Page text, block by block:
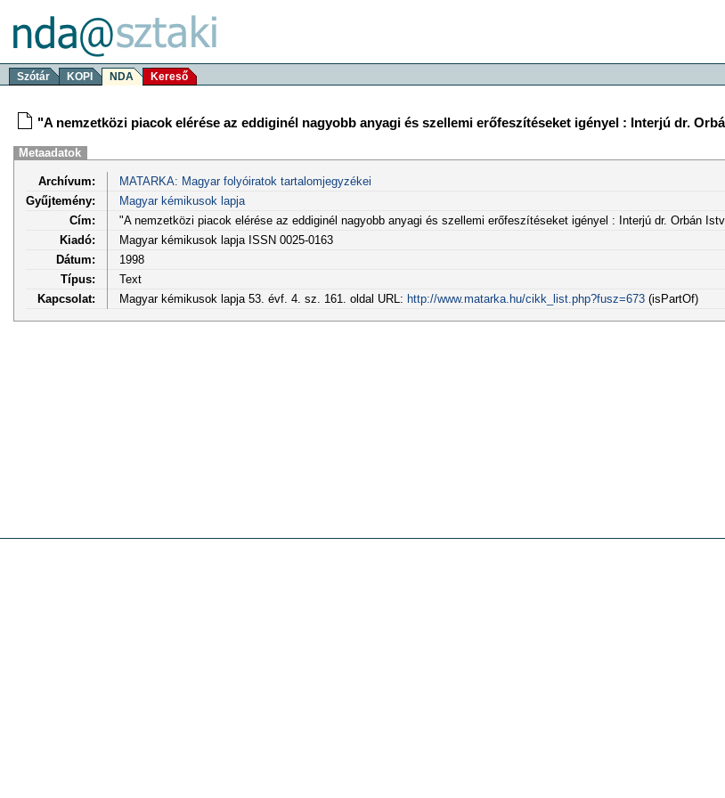
Szótár KOPI NDA Kereső
"A nemzetközi piacok elérése az eddiginél nagyobb anyagi és szellemi erőfeszítéseket igényel : Interjú dr.
Metaadatok
Archívum:
MATARKA: Magyar folyóiratok tartalomjegyzékei
Gyűjtemény:
Magyar kémikusok lapja
Cím:
"A nemzetközi piacok elérése az eddiginél nagyobb anyagi és szellemi erőfeszítéseket igényel : Interjú dr. Orbán
Kiadó:
Magyar kémikusok lapja ISSN 0025-0163
Dátum:
1998
Típus:
Text
Kapcsolat:
Magyar kémikusok lapja 53. évf. 4. sz. 161. oldal URL: http://www.matarka.hu/cikk_list.php?fusz=673(isPartOf)